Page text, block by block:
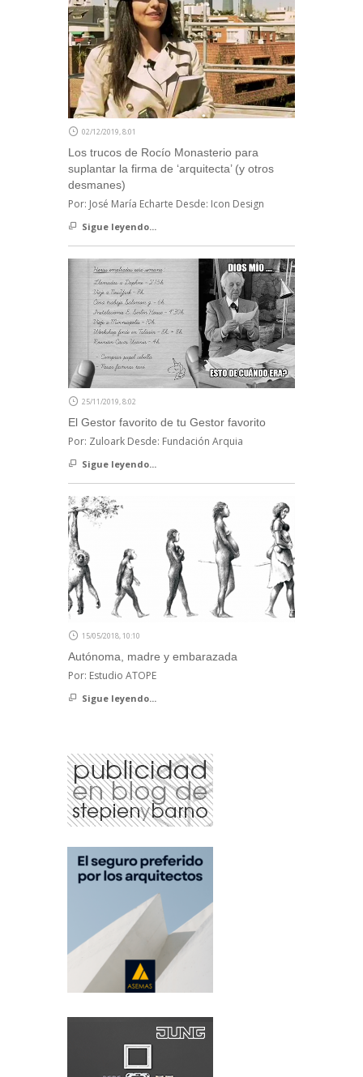
02/12/2019, 8:01
Los trucos de Rocío Monasterio para
suplantar la firma de ‘arquitecta’ (y otros
desmanes)
Por: José María Echarte Desde: Icon Design
Sigue leyendo...
25/11/2019, 8:02
El Gestor favorito de tu Gestor favorito
Por: Zuloark Desde: Fundación Arquia
Sigue leyendo...
15/05/2018, 10:10
Autónoma, madre y embarazada
Por: Estudio ATOPE
Sigue leyendo...